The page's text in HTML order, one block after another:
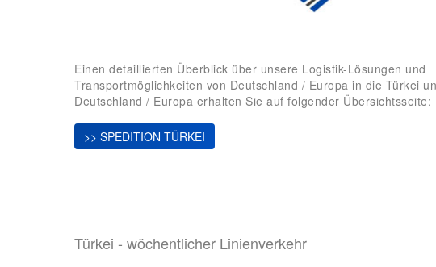
Einen detaillierten Überblick über unsere Logistik-Lösungen und
Transportmöglichkeiten von Deutschland / Europa in die Türkei
Deutschland / Europa erhalten Sie auf folgender Übersichtsseite:
>> SPEDITION TÜRKEI
Türkei - wöchentlicher Linienverkehr